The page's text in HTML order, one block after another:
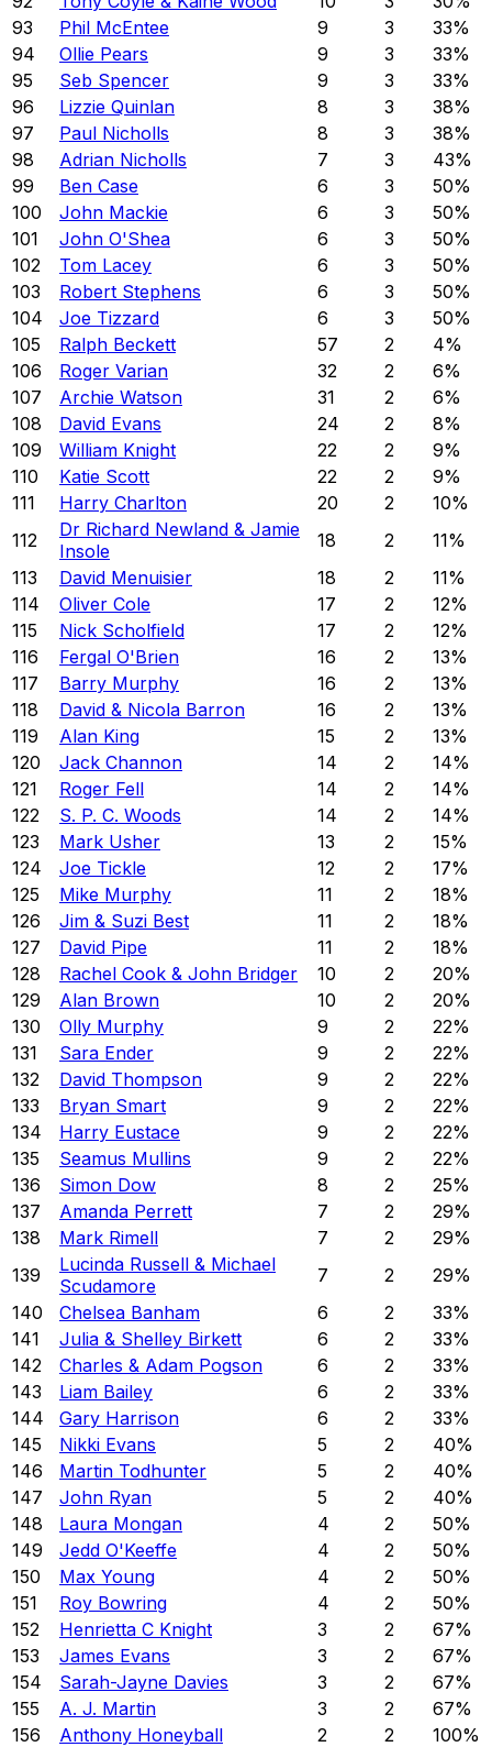
93
Phil McEntee 9 3 33%
94
Ollie Pears 9 3 33%
95
Seb Spencer 9 3 33%
96
Lizzie Quinlan 8 3 38%
97
Paul Nicholls 8 3 38%
98
Adrian Nicholls 7 3 43%
99
Ben Case 6 3 50%
100
John Mackie 6 3 50%
101
John O'Shea 6 3 50%
102
Tom Lacey 6 3 50%
103
Robert Stephens 6 3 50%
104
Joe Tizzard 6 3 50%
105
Ralph Beckett 57 2 4%
106
Roger Varian 32 2 6%
107
Archie Watson 31 2 6%
108
David Evans 24 2 8%
109
William Knight 22 2 9%
110
Katie Scott 22 2 9%
111
Harry Charlton 20 2 10%
112
Dr Richard Newland & Jamie
Insole
18 2 11%
113
David Menuisier 18 2 11%
114
Oliver Cole 17 2 12%
115
Nick Scholfield 17 2 12%
116
Fergal O'Brien 16 2 13%
117
Barry Murphy 16 2 13%
118
David & Nicola Barron 16 2 13%
119
Alan King 15 2 13%
120
Jack Channon 14 2 14%
121
Roger Fell 14 2 14%
122
S. P. C. Woods 14 2 14%
123
Mark Usher 13 2 15%
124
Joe Tickle 12 2 17%
125
Mike Murphy 11 2 18%
126
Jim & Suzi Best 11 2 18%
127
David Pipe 11 2 18%
128
Rachel Cook & John Bridger 10 2 20%
129
Alan Brown 10 2 20%
130
Olly Murphy 9 2 22%
131
Sara Ender 9 2 22%
132
David Thompson 9 2 22%
133
Bryan Smart 9 2 22%
134
Harry Eustace 9 2 22%
135
Seamus Mullins 9 2 22%
136
Simon Dow 8 2 25%
137
Amanda Perrett 7 2 29%
138
Mark Rimell 7 2 29%
139
Lucinda Russell & Michael
Scudamore
7 2 29%
140
Chelsea Banham 6 2 33%
141
Julia & Shelley Birkett 6 2 33%
142
Charles & Adam Pogson 6 2 33%
143
Liam Bailey 6 2 33%
144
Gary Harrison 6 2 33%
145
Nikki Evans 5 2 40%
146
Martin Todhunter 5 2 40%
147
John Ryan 5 2 40%
148
Laura Mongan 4 2 50%
149
Jedd O'Keeffe 4 2 50%
150
Max Young 4 2 50%
151
Roy Bowring 4 2 50%
152
Henrietta C Knight 3 2 67%
153
James Evans 3 2 67%
154
Sarah-Jayne Davies 3 2 67%
155
A. J. Martin 3 2 67%
156
Anthony Honeyball 2 2 100%